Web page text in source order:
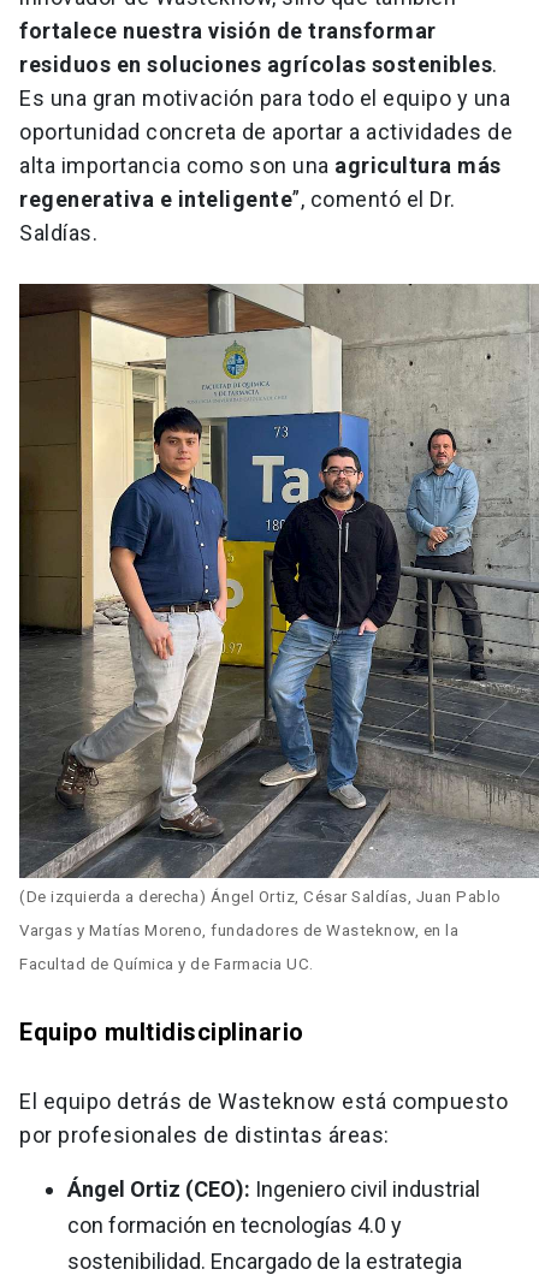
fortalece nuestra visión de transformar
residuos en soluciones agrícolas sostenibles.
Es una gran motivación para todo el equipo y una
oportunidad concreta de aportar a actividades de
alta importancia como son una agricultura más
regenerativa e inteligente”, comentó el Dr.
Saldías.
(De izquierda a derecha) Ángel Ortiz, César Saldías, Juan Pablo
Vargas y Matías Moreno, fundadores de Wasteknow, en la
Facultad de Química y de Farmacia UC.
Equipo multidisciplinario
El equipo detrás de Wasteknow está compuesto
por profesionales de distintas áreas:
Ángel Ortiz (CEO): Ingeniero civil industrial
con formación en tecnologías 4.0 y
sostenibilidad. Encargado de la estrategia